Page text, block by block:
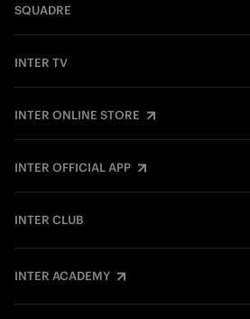
SQUADRE
INTER TV
INTER ONLINE STORE
INTER OFFICIAL APP
INTER CLUB
INTER ACADEMY